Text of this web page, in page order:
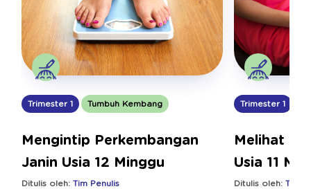
Trimester 1 Tumbuh Kembang
Mengintip Perkembangan
Janin Usia 12 Minggu
Ditulis oleh: Tim Penulis
Trimester 1
Melihat
Usia 11
Ditulis oleh: Tim